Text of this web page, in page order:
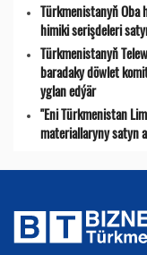
Türkmenistanyň Oba
himiki serişdeleri
Türkmenistanyň
baradaky döwlet
yglan edýär
"Eni Türkmenistan
materiallaryny satyn